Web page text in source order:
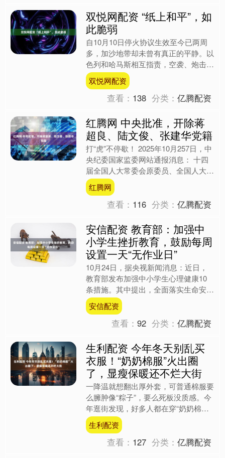
双悦网配资 “纸上和平”，如
此脆弱
自10月10日停火协议生效至今已两周
多，加沙地带却未曾有真正的平静。以
色列和哈马斯相互指责，空袭、炮击不
断。 停火协议如此脆弱，迫使国际社
会重新审视一个问题：为....
双悦网配资
查看： 138 分类：亿腾配资
红腾网 中央批准，开除蒋
超良、陆文俊、张建华党籍
打“虎”不停歇！ 2025年10月257日，中
央纪委国家监委网站通报消息： 十四
届全国人大常委会原委员、全国人大农
业与农村委员会原副主任委员蒋超良
严重违纪违法....
红腾网
查看： 116 分类：亿腾配资
安信配资 教育部：加强中
小学生挫折教育，鼓励每周
设置一天“无作业日”
10月24日，据央视新闻消息：近日，
教育部发布加强中小学生心理健康10
条措施。其中提出，全面落实生命安全
与健康教育进中小学课程教材指南，每
月至少开展一次综合性教....
安信配资
查看：92 分类：亿腾配资
生利配资 今年冬天别乱买
衣服！“奶奶棉服”火出圈
了，显瘦保暖还不烂大街
一降温就想翻出厚外套，可普通棉服要
么臃肿像“粽子”，要么死板没质感。今
年逛街发现，好多人都在穿“奶奶棉
服”，看着温柔又利落，不仅保暖性拉
满，还自带复古时髦感，难....
生利配资
查看： 127 分类：亿腾配资